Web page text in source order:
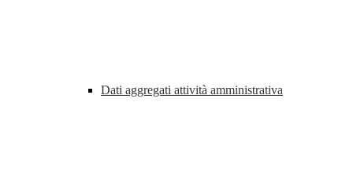
Dati aggregati attività amministrativa